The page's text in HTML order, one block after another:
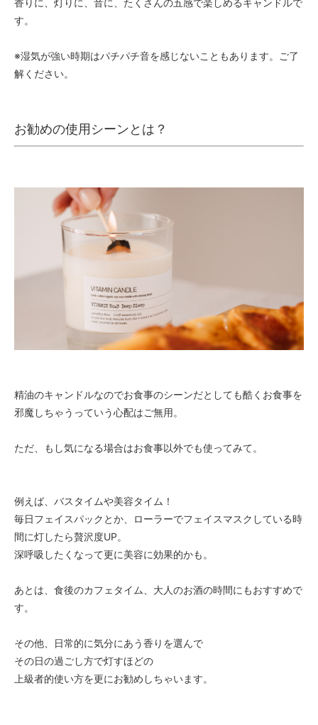
す。
※湿気が強い時期はパチパチ音を感じないこともあります。ご了
解ください。
お勧めの使用シーンとは？
精油のキャンドルなのでお食事のシーンだとしても酷くお食事を
邪魔しちゃうっていう心配はご無用。
ただ、もし気になる場合はお食事以外でも使ってみて。
例えば、バスタイムや美容タイム！
毎日フェイスパックとか、ローラーでフェイスマスクしている時
間に灯したら贅沢度UP。
深呼吸したくなって更に美容に効果的かも。
あとは、食後のカフェタイム、大人のお酒の時間にもおすすめで
す。
その他、日常的に気分にあう香りを選んで
その日の過ごし方で灯すほどの
上級者的使い方を更にお勧めしちゃいます。